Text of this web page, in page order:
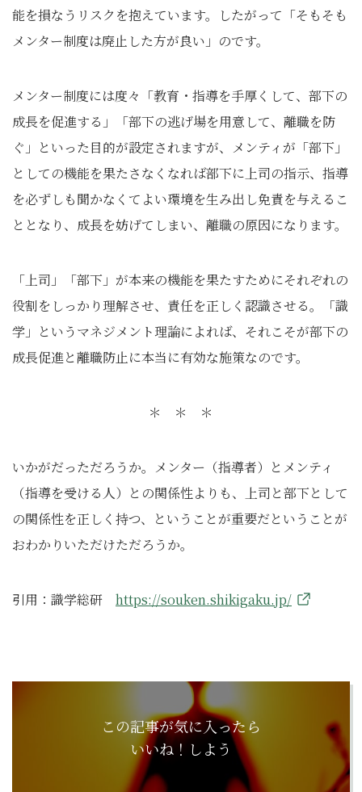
能を損なうリスクを抱えています。したがって「そもそも
メンター制度は廃止した方が良い」のです。
メンター制度には度々「教育・指導を手厚くして、部下の
成長を促進する」「部下の逃げ場を用意して、離職を防
ぐ」といった目的が設定されますが、メンティが「部下」
としての機能を果たさなくなれば部下に上司の指示、指導
を必ずしも聞かなくてよい環境を生み出し免責を与えるこ
ととなり、成長を妨げてしまい、離職の原因になります。
「上司」「部下」が本来の機能を果たすためにそれぞれの
役割をしっかり理解させ、責任を正しく認識させる。「識
学」というマネジメント理論によれば、それこそが部下の
成長促進と離職防止に本当に有効な施策なのです。
＊ ＊ ＊
いかがだっただろうか。メンター（指導者）とメンティ
（指導を受ける人）との関係性よりも、上司と部下として
の関係性を正しく持つ、ということが重要だということが
おわかりいただけただろうか。
引用：識学総研 https://souken.shikigaku.jp/
この記事が気に入ったら
いいね！しよう